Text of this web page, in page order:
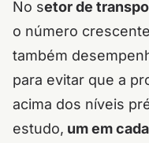
No setor de
o número
também
para evitar que a
acima dos níveis
estudo, um em